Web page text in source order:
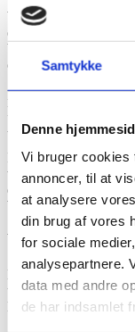
Samtykke
Denne
Vi bruger cookies
annoncer, til at
at analysere
din brug af vores
for sociale
analysepartnere.
data med andre
de har indsamlet
Wenn wir ein Kind
eines
beschuldigt zu
oft langwieriger und
Ist das Leben eines
Krankenhaus. Doch
Ärzte oder
In einigen Fällen
was zu gefährlichen
einfach erscheint –
Wirklichkeit ein
Wie helfen Sie
Einer der wichtigsten
unsere Kinder gehen
Bekämpfung von